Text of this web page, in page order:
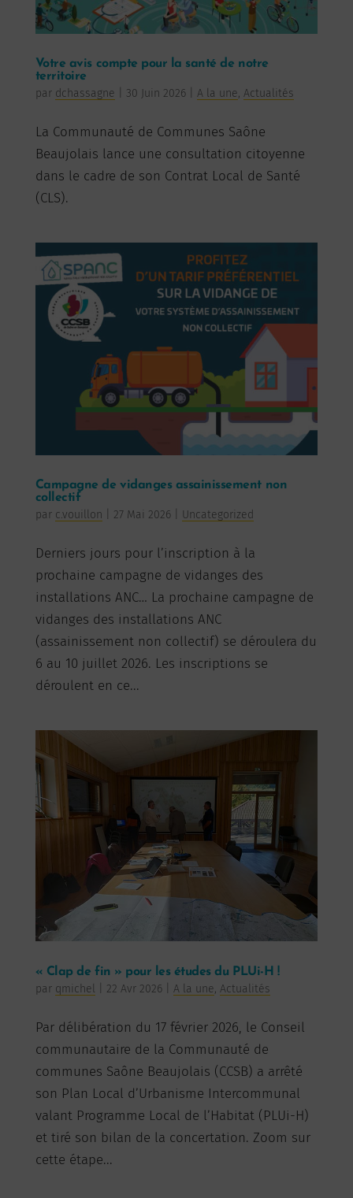
Votre avis compte pour la santé de notre
territoire
par dchassagne 30 Juin 2026| A la une, Actualités
La Communauté de Communes Saône
Beaujolais lance une consultation citoyenne
dans le cadre de son Contrat Local de Santé
(CLS).
Campagne de vidanges assainissement non
collectif
par c.vouillon 27 Mai 2026| Uncategorized
Derniers jours pour l’inscription à la
prochaine campagne de vidanges des
installations ANC… La prochaine campagne de
vidanges des installations ANC
(assainissement non collectif) se déroulera du
6 au 10 juillet 2026. Les inscriptions se
déroulent en ce...
« Clap de fin » pour les études du PLUi-H !
par qmichel 22 Avr 2026| A la une, Actualités
Par délibération du 17 février 2026, le Conseil
communautaire de la Communauté de
communes Saône Beaujolais (CCSB) a arrêté
son Plan Local d’Urbanisme Intercommunal
valant Programme Local de l’Habitat (PLUi-H)
et tiré son bilan de la concertation. Zoom sur
cette étape...